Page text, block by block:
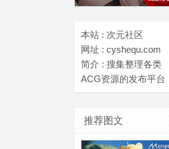
本站 : 次元社区
网址 : cyshequ.com
简介 : 搜集整理各类
ACG资源的发布平台
推荐图文